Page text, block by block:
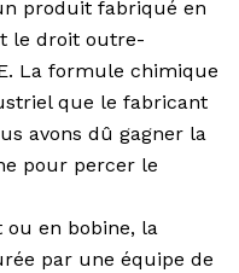
produit fabriqué en
le droit outre-
La formule chimique
que le fabricant
avons dû gagner la
pour percer le
ou en bobine, la
par une équipe de